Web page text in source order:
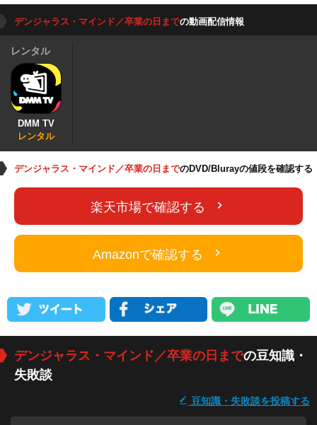
デンジャラス・マインド／卒業の日までの動画配信情報
レンタル
DMM TV
レンタル
デンジャラス・マインド／卒業の日までのDVD/Blurayの値段を確認する
楽天市場で確認する
Amazonで確認する
デンジャラス・マインド／卒業の日までの豆知識・
失敗談
豆知識・失敗談を投稿する